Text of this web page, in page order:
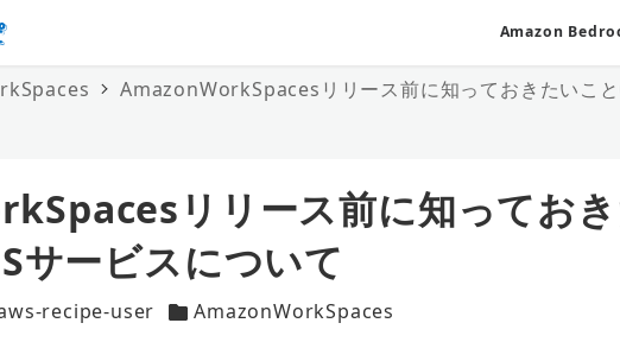
Amazon
AmazonWorkSpacesリリース前に知っておきたいこ
リリース前に知ってお
ービスについて
recipe-user
カテゴリー
AmazonWorkSpaces